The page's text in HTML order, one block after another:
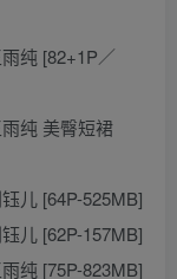
纯 [82+1P／
纯 美臀短裙
儿 [64P-525MB]
儿 [62P-157MB]
纯 [75P-823MB]